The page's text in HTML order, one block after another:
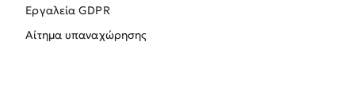
Εργαλεία GDPR
Αίτημα υπαναχώρησης